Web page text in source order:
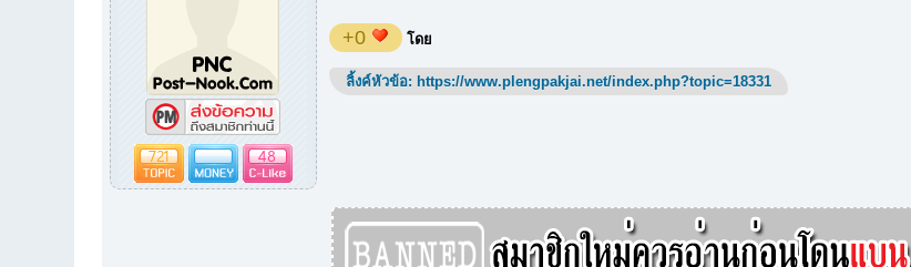
721 48
+0 โดย
ลิ้งค์หัวข้อ: https://www.plengpakjai.net/index.php?topic=18331